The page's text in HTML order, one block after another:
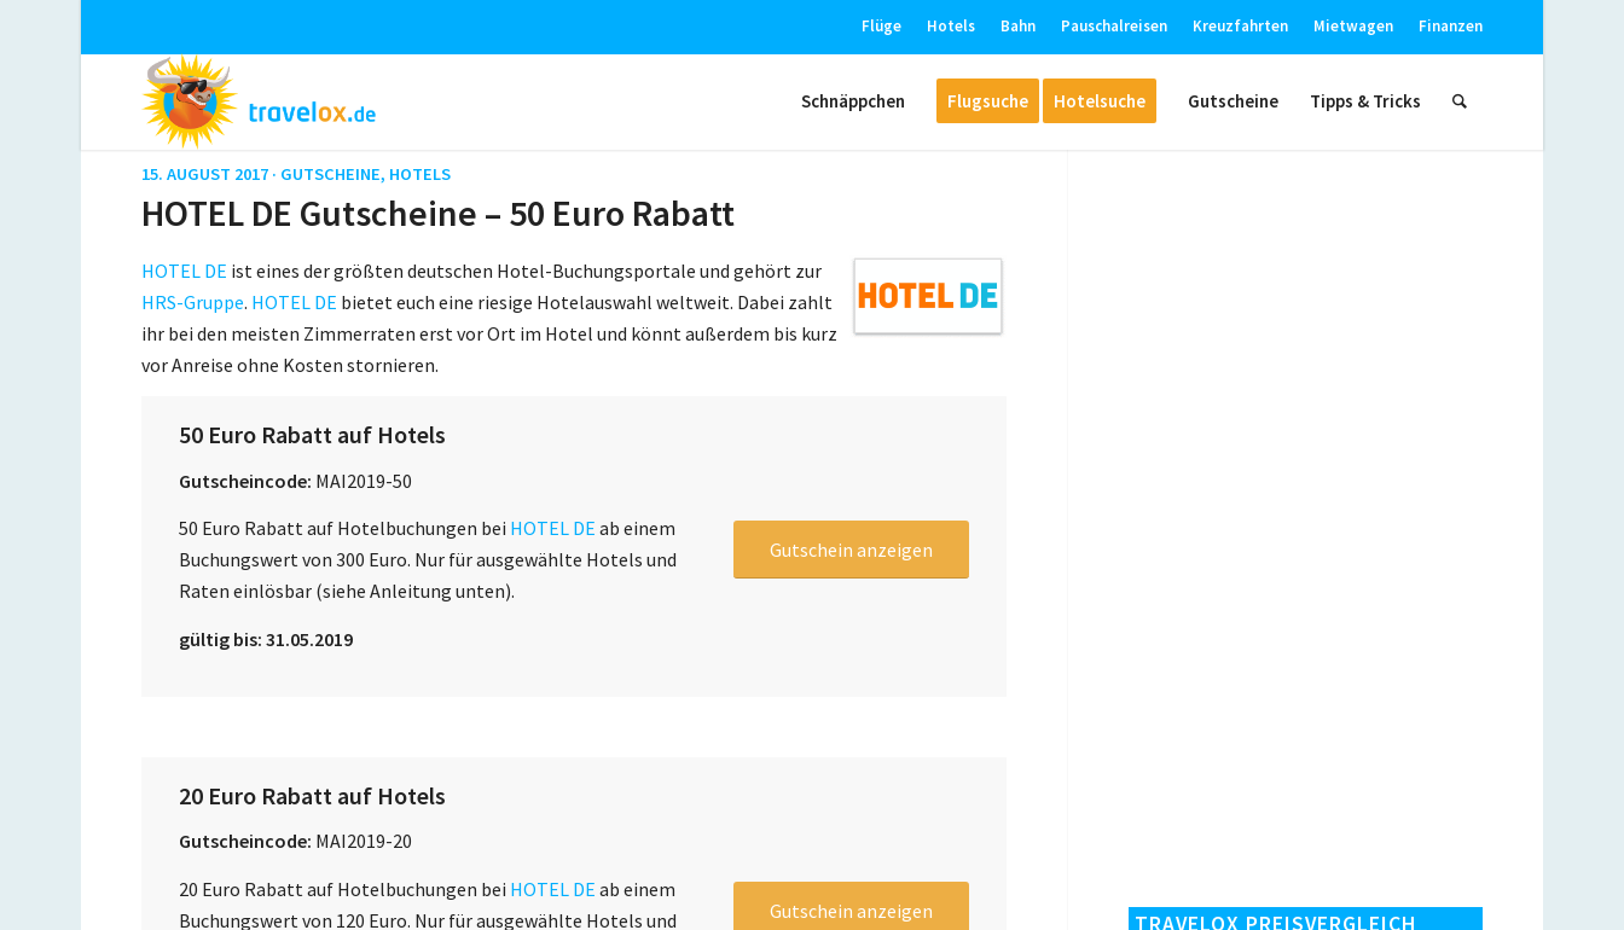
Flüge Hotels Bahn Pauschalreisen Kreuzfahrten Mietwagen Finanzen
Schnäppchen Flugsuche Hotelsuche Gutscheine Tipps & Tricks
15. AUGUST 2017 · GUTSCHEINE, HOTELS
HOTEL DE Gutscheine – 50 Euro Rabatt
HOTEL DE ist eines der größten deutschen Hotel-Buchungsportale und gehört zur
HRS-Gruppe. HOTEL DE bietet euch eine riesige Hotelauswahl weltweit. Dabei zahlt
ihr bei den meisten Zimmerraten erst vor Ort im Hotel und könnt außerdem bis kurz
vor Anreise ohne Kosten stornieren.
50 Euro Rabatt auf Hotels
Gutscheincode: MAI2019-50
50 Euro Rabatt auf Hotelbuchungen bei HOTEL DE ab einem
Buchungswert von 300 Euro. Nur für ausgewählte Hotels und
Raten einlösbar (siehe Anleitung unten).
gültig bis: 31.05.2019
Gutschein anzeigen
20 Euro Rabatt auf Hotels
Gutscheincode: MAI2019-20
20 Euro Rabatt auf Hotelbuchungen bei HOTEL DE ab einem
Buchungswert von 120 Euro. Nur für ausgewählte Hotels und
Gutschein anzeigen
TRAVELOX PREISVERGLEICH